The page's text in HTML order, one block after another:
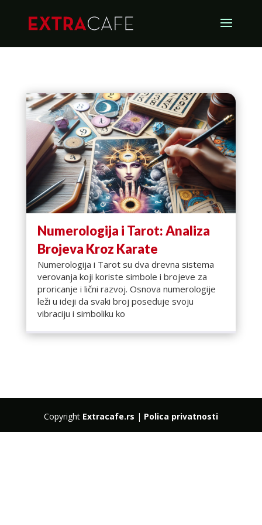
Numerologija i Tarot: Analiza
Brojeva Kroz Karate
Numerologija i Tarot su dva drevna sistema
verovanja koji koriste simbole i brojeve za
proricanje i lični razvoj. Osnova numerologije
leži u ideji da svaki broj poseduje svoju
vibraciju i simboliku ko
Copyright Extracafe.rs | Polica privatnosti